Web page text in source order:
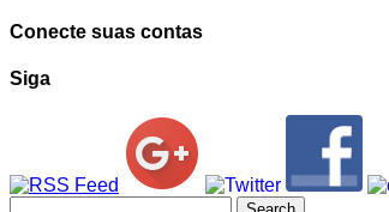
Conecte suas contas
Siga